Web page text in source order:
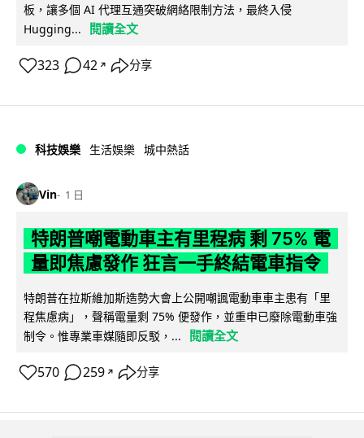
板，讓多個 AI 代理互通突破網絡限制方法，最終入侵
Hugging...
閱讀全文
323 42 ↗ 分享
科技娛樂 生活娛樂 城中熱話
Vin 1 日
特朗普嘲電動車主有里程病 剩 75% 電
量即焦慮發作 狂言一手終結電車指令
特朗普在拉斯維加斯造勢大會上公開嘲諷電動車車主患有「里
程焦慮病」，聲稱電量剩 75% 便發作，並重申已廢除電動車強
制令。惟專業車媒隨即反駁，...
閱讀全文
570 259 ↗ 分享